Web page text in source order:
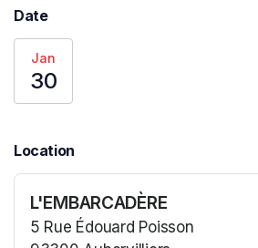
Date
Jan
30
Location
L'EMBARCADÈRE
5 Rue Édouard Poisson